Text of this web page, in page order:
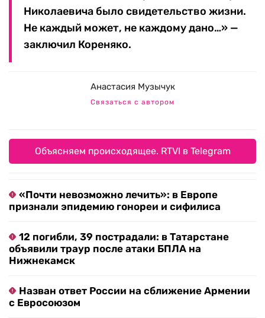
Николаевича было свидетельство жизни.
Не каждый может, не каждому дано…» —
заключил Кореняко.
Анастасия Музычук
Связаться с автором
Объясняем происходящее. RTVI в Telegram
«Почти невозможно лечить»: в Европе
признали эпидемию гонореи и сифилиса
12 погибли, 39 пострадали: в Татарстане
объявили траур после атаки БПЛА на
Нижнекамск
Назван ответ России на сближение Армении
с Евросоюзом